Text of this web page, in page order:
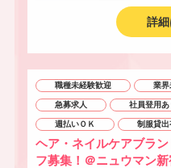
詳
職種未経験歓迎 業界
急募求人 社員登用あ
週払いＯＫ 制服貸出
ヘア・ネイルケアブラ
フ募集！＠ニュウマン新